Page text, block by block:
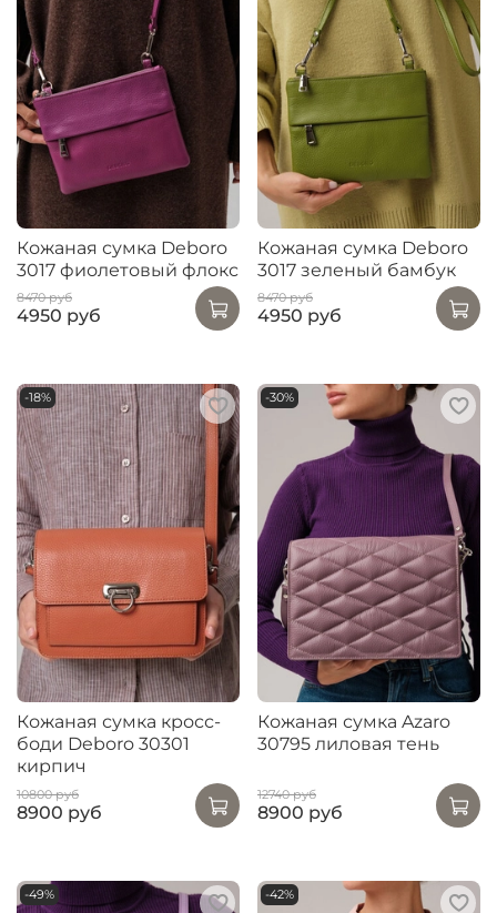
Кожаная сумка Deboro
3017 фиолетовый флокс
8470 руб
4950 руб
Кожаная сумка Deboro
3017 зеленый бамбук
8470 руб
4950 руб
-18%
Кожаная сумка кросс-
боди Deboro 30301
кирпич
10800 руб
8900 руб
-30%
Кожаная сумка Azaro
30795 лиловая тень
12740 руб
8900 руб
-49% -42%